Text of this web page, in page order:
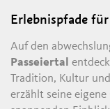
Erlebnispfade
Auf den
Passeiertal
Tradition, Kultur
erzählt seine